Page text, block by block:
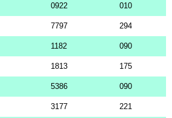
0922 010
7797 294
1182 090
1813 175
5386 090
3177 221